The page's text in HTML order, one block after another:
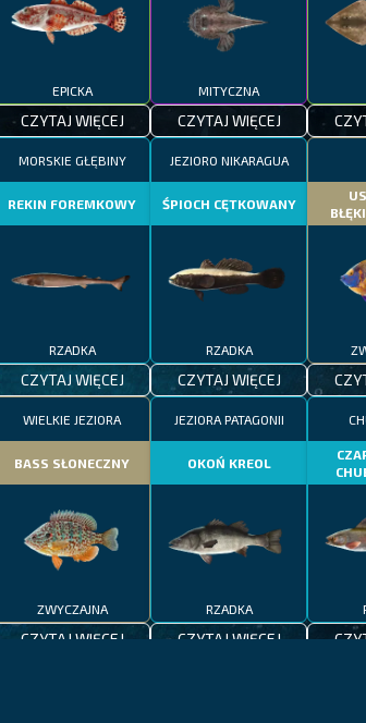
EPICKA
CZYTAJ WIĘCEJ
MITYCZNA
CZYTAJ WIĘCEJ
MORSKIE GŁĘBINY
REKIN FOREMKOWY
RZADKA
CZYTAJ WIĘCEJ
JEZIORO NIKARAGUA
ŚPIOCH CĘTKOWANY
RZADKA
CZYTAJ WIĘCEJ
WIELKIE JEZIORA
BASS SŁONECZNY
ZWYCZAJNA
CZYTAJ WIĘCEJ
JEZIORA PATAGONII
OKOŃ KREOL
RZADKA
CZYTAJ WIĘCEJ